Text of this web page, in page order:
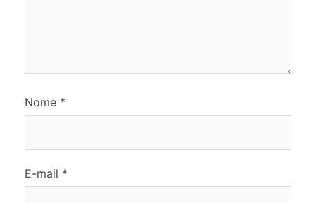
Nome *
E-mail *